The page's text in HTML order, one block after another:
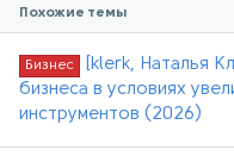
Похожие темы
Бизнес
[klerk, Наталья
бизнеса в условиях
инструментов (2026)